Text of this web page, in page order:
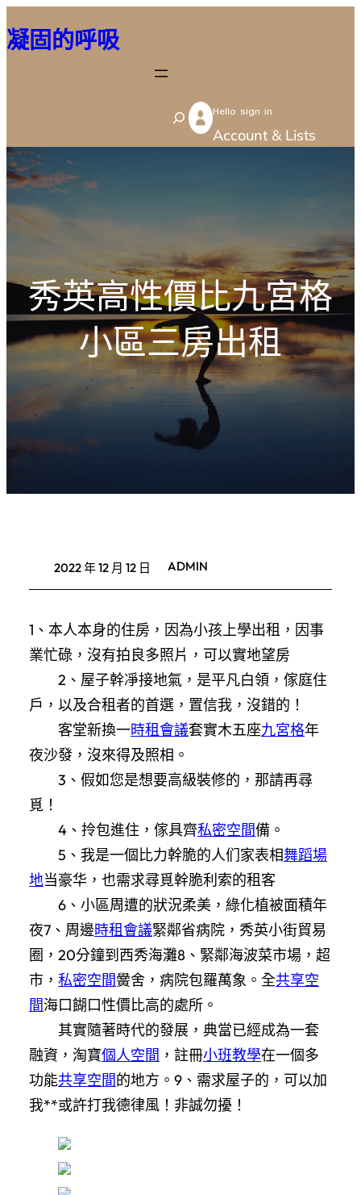
至
容
凝固的呼吸
S
e
Hello sign in
Account & Lists
秀英高性價比九宮格
小區三房出租
2022 年 12 月 12 日 ADMIN
1、本人本身的住房，因為小孩上學出租，因事
業忙碌，​‌‌沒有拍良多照片，可以實地望房
2、屋子幹凈接地氣，是平凡白領，傢庭住
戶，以及合租者的首選，置信我，沒錯的！
客堂新換一時租會議套實木五座九宮格年
夜沙發，沒來得及照相。
3、假如您是想要高級裝修的，那請再尋
覓！
4、拎包進住，傢具齊私密空間備。
5、我是一個比力幹脆的人们家表相舞蹈場
地当豪华，也需求尋覓幹脆利索的租客
6、小區周遭的狀況柔美，綠化植被面積年
夜7、周邊時租會議緊鄰省病院，秀英小街貿易
圈，20分鐘到西秀海灘8、緊鄰海波菜市場，超
市， 私密空間黌舍，病院包羅萬象。全共享空
間海口餬口性價比高的處所。
其實隨著時代的發展，典當已經成為一套
融資，淘寶個人空間 ，註冊小班教學在一個多
功能共享空間的地方。9、需求屋子的，可以加
我**或許打我德律風！非誠勿擾！